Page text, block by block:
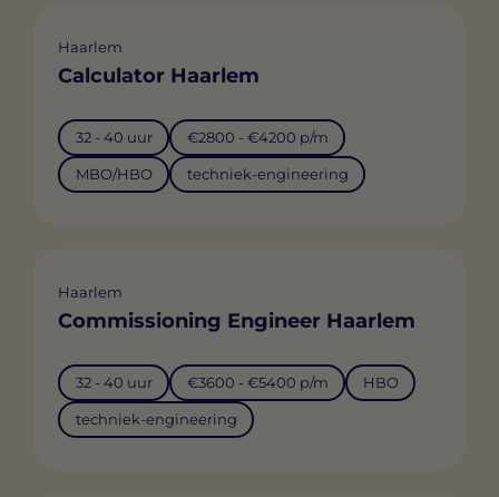
Haarlem
Calculator Haarlem
32 - 40 uur €2800 - €4200 p/m
MBO/HBO techniek-engineering
Haarlem
Commissioning Engineer Haarlem
32 - 40 uur €3600 - €5400 p/m HBO
techniek-engineering